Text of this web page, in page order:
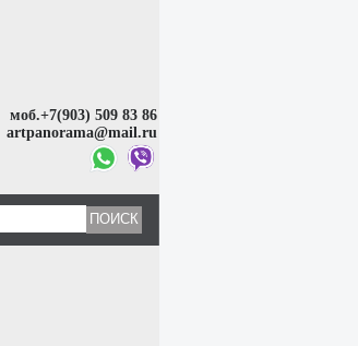
моб.+7(903) 509 83 86
artpanorama@mail.ru